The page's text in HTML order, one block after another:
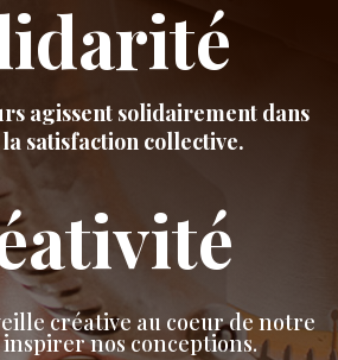
agissent solidairement dans
la satisfaction collective.
créative au coeur de notre
nos conceptions.